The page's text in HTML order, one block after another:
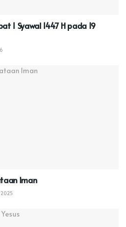
1 Syawal 1447 H pada 19
Iman
2025